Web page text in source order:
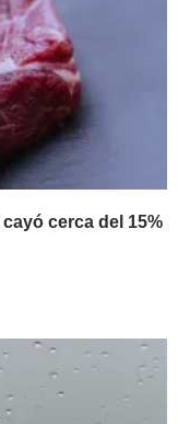
cerca del 15%